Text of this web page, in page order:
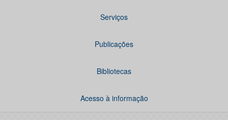
Serviços
Publicações
Bibliotecas
Acesso à informação